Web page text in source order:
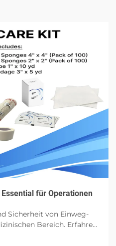
für Operationen
Sicherheit von Einweg-
Bereich. Erfahren